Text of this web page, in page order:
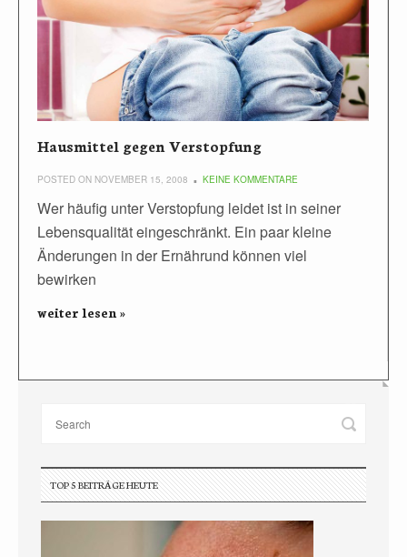
Hausmittel gegen Verstopfung
POSTED ON NOVEMBER 15, 2008 KEINE KOMMENTARE
Wer häufig unter Verstopfung leidet ist in seiner
Lebensqualität eingeschränkt. Ein paar kleine
Änderungen in der Ernährund können viel
bewirken
weiter lesen »
TOP 5 BEITRÄGE HEUTE